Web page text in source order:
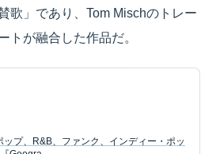
歌」であり、Tom Mischのトレー
トが融合した作品だ。
プ、R&B、ファンク、インディー・ポッ